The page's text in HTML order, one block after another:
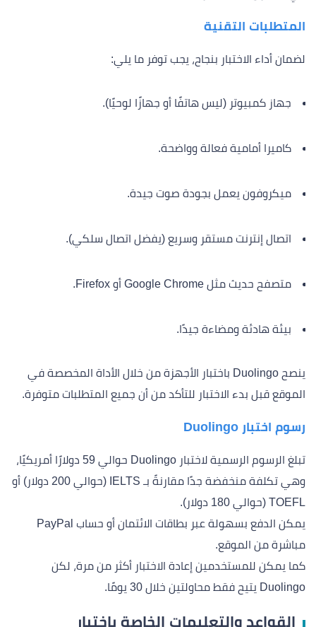
المتطلبات التقنية
لضمان أداء الاختبار بنجاح، يجب توفر ما يلي:
جهاز كمبيوتر (ليس هاتفًا أو جهازًا لوحيًا).
كاميرا أمامية فعالة وواضحة.
ميكروفون يعمل بجودة صوت جيدة.
اتصال إنترنت مستقر وسريع (يفضل اتصال سلكي).
متصفح حديث مثل Google Chrome أو Firefox.
بيئة هادئة ومضاءة جيدًا.
ينصح Duolingo باختبار الأجهزة من خلال الأداة المخصصة في
الموقع قبل بدء الاختبار للتأكد من أن جميع المتطلبات متوفرة.
رسوم اختبار Duolingo
تبلغ الرسوم الرسمية لاختبار Duolingo حوالي 59 دولارًا أمريكيًا،
وهي تكلفة منخفضة جدًا مقارنةً بـ IELTS (حوالي 200 دولار) أو
TOEFL (حوالي 180 دولار).
يمكن الدفع بسهولة عبر بطاقات الائتمان أو حساب PayPal
مباشرة من الموقع.
كما يمكن للمستخدمين إعادة الاختبار أكثر من مرة، لكن
Duolingo يتيح فقط محاولتين خلال 30 يومًا.
القواعد والتعليمات الخاصة باختبار